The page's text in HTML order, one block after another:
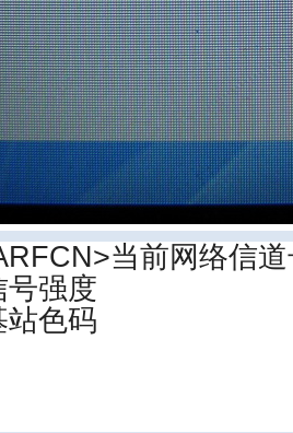
当前网络信
号强度
站色码